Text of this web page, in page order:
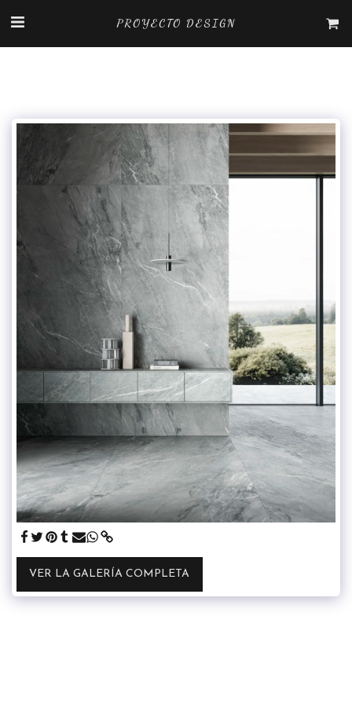
PROYECTO DESIGN
VER LA GALERÍA COMPLETA